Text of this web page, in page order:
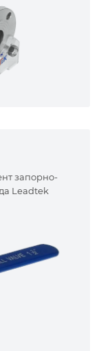
запорно-
Leadtek